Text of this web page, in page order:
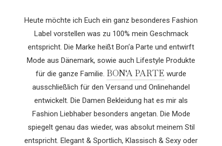
Heute möchte ich Euch ein ganz besonderes Fashion
Label vorstellen was zu 100% mein Geschmack
entspricht. Die Marke heißt Bon‘a Parte und entwirft
Mode aus Dänemark, sowie auch Lifestyle Produkte
für die ganze Familie. BON‘A PARTE wurde
ausschließlich für den Versand und Onlinehandel
entwickelt. Die Damen Bekleidung hat es mir als
Fashion Liebhaber besonders angetan. Die Mode
spiegelt genau das wieder, was absolut meinem Stil
entspricht. Elegant & Sportlich, Klassisch & Sexy oder